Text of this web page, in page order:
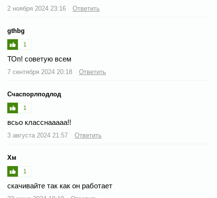
2 ноября 2024 23:16 Ответить
gthbg
1
ТОп! советую всем
7 сентября 2024 20:18 Ответить
Счаспорлподлод
1
всьо класснааааа!!
3 августа 2024 21:57 Ответить
Хм
1
скачивайте так как он работает